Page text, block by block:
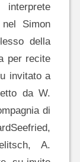
Simon
della
per recite
invitato a
da W.
di
A.